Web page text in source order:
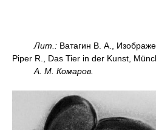
Лит.: Ватагин В. А.,
Piper R., Das Tier in der Kunst,
А. М. Комаров.